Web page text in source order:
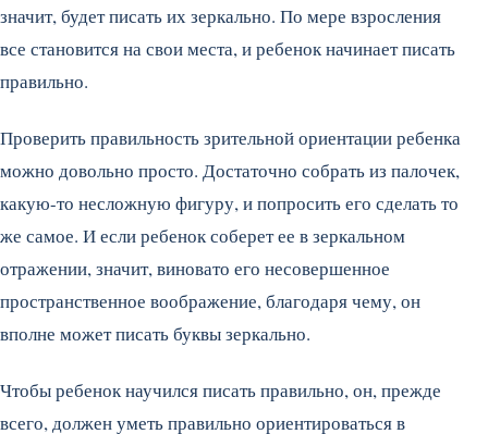
значит, будет писать их зеркально. По мере взросления
все становится на свои места, и ребенок начинает писать
правильно.
Проверить правильность зрительной ориентации ребенка
можно довольно просто. Достаточно собрать из палочек,
какую-то несложную фигуру, и попросить его сделать то
же самое. И если ребенок соберет ее в зеркальном
отражении, значит, виновато его несовершенное
пространственное воображение, благодаря чему, он
вполне может писать буквы зеркально.
Чтобы ребенок научился писать правильно, он, прежде
всего, должен уметь правильно ориентироваться в